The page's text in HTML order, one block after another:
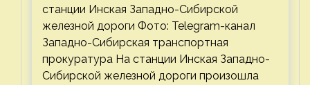
станции Инская Западно-Сибирской
железной дороги Фото: Telegram-канал
Западно-Сибирская транспортная
прокуратура На станции Инская Западно-
Сибирской железной дороги произошла